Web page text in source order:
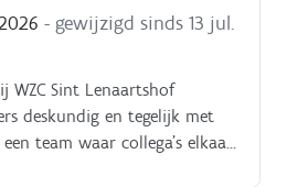
familie en artsen;je
zorgkundigen in de
administratieve taken op
- gewijzigd sinds 13 jul.
WZC Sint Lenaartshof
deskundig en tegelijk met
team waar collega’s elkaar